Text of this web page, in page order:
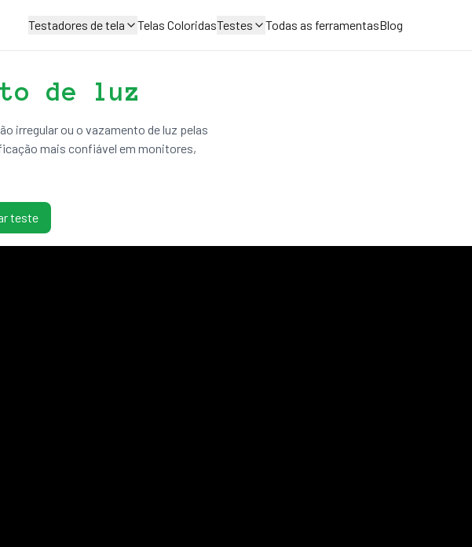
Testadores de tela Telas ColoridasTestes Todas as ferramentasBlog
de luz
irregular ou o vazamento de luz pelas
mais confiável em monitores,
teste